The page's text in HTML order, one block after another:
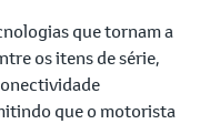
que tornam a
os itens de série,
que o motorista